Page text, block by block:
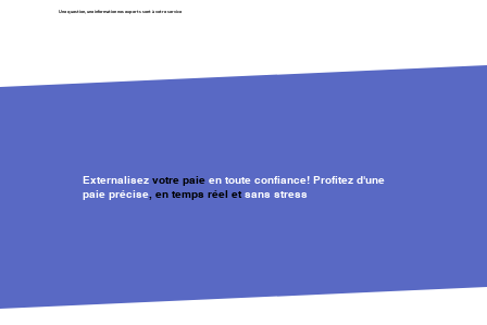
Une question, une information nos experts sont à votre service
Externalisez votre paieen toute confiance! Profitez d'une
paie précise , en temps réel etsans stress